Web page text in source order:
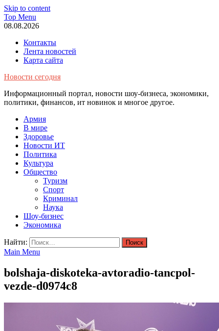
Skip to content
Top Menu
08.08.2026
Контакты
Лента новостей
Карта сайта
Новости сегодня
Информационный портал, новости шоу-бизнеса, экономики,
политики, финансов, ит новинок и многое другое.
Армия
В мире
Здоровье
Новости ИТ
Политика
Культура
Общество
Туризм
Спорт
Криминал
Наука
Шоу-бизнес
Экономика
Найти:
Main Menu
bolshaja-diskoteka-avtoradio-tancpol-
vezde-d0974c8